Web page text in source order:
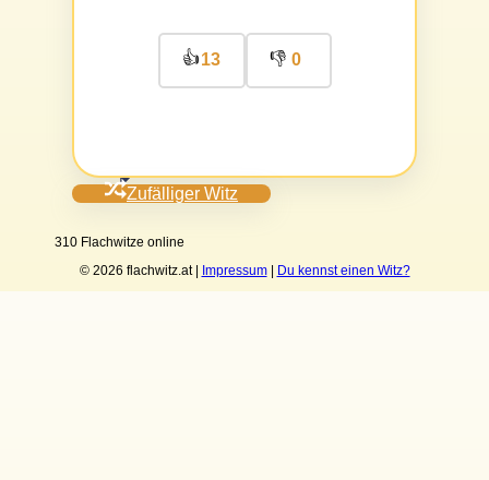
👍13 👎 0
Zufälliger Witz
310 Flachwitze online
© 2026 flachwitz.at | Impressum| Du kennst einen Witz?